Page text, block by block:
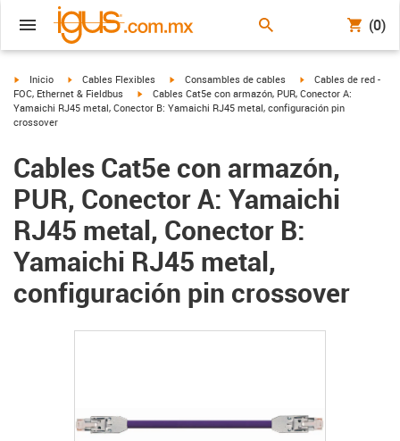
(0)
igus-icon-arrow-right
Inicio igus-icon-arrow-right
Cables Flexibles igus-icon-arrow-right
Consambles de cables igus-icon-arrow-right
Cables de red -
FOC, Ethernet & Fieldbus
igus-icon-arrow-right
Cables Cat5e con armazón, PUR, Conector A:
Yamaichi RJ45 metal, Conector B: Yamaichi RJ45 metal, configuración pin
crossover
Cables Cat5e con armazón,
PUR, Conector A: Yamaichi
RJ45 metal, Conector B:
Yamaichi RJ45 metal,
configuración pin crossover